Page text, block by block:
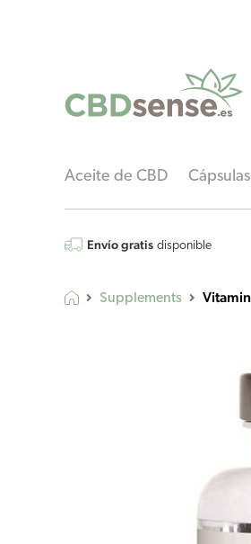
Aceite de CBD
Envío gratis disponible
Supplements